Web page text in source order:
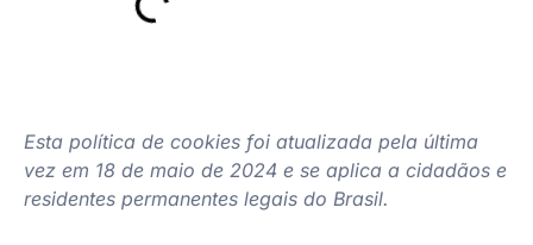
Esta política de cookies foi atualizada pela última
vez em 18 de maio de 2024 e se aplica a cidadãos e
residentes permanentes legais do Brasil.